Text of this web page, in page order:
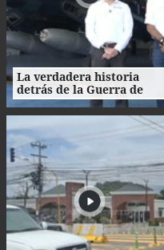
La verdadera historia
detrás de la Guerra de
1969: el mito de la
"Guerra del Fútbol"